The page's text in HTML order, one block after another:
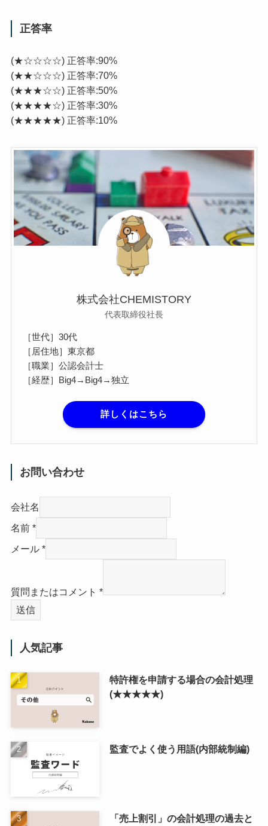
正答率
(★☆☆☆☆) 正答率:90%
(★★☆☆☆) 正答率:70%
(★★★☆☆) 正答率:50%
(★★★★☆) 正答率:30%
(★★★★★) 正答率:10%
株式会社CHEMISTORY
代表取締役社長
［世代］30代
［居住地］東京都
［職業］公認会計士
［経歴］Big4→Big4→独立
詳しくはこちら
お問い合わせ
会社名
名前 *
メール *
質問またはコメント *
送信
人気記事
特許権を申請する場合の会計処理
(★★★★★)
監査でよく使う用語(内部統制編)
「売上割引」の会計処理の過去と